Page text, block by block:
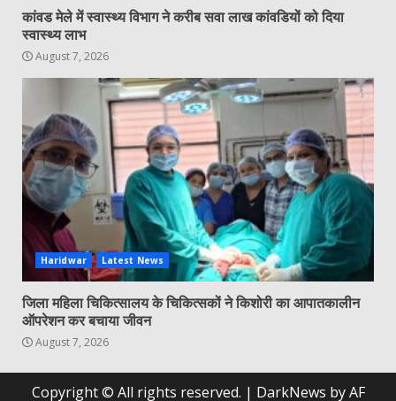
कांवड मेले में स्वास्थ्य विभाग ने करीब सवा लाख कांवडियों को दिया
स्वास्थ्य लाभ
August 7, 2026
Haridwar Latest News
जिला महिला चिकित्सालय के चिकित्सकों ने किशोरी का आपातकालीन
ऑपरेशन कर बचाया जीवन
August 7, 2026
Copyright © All rights reserved. | DarkNews by AF